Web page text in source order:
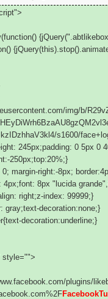
img/b/
s1600/
245px;padding: 0 5px 0
250px;top:20%;}
margin-right:-8px;
4px;font: 8px "lucida
right;z-index: 99999;}
gray;text-decoration:none;}
decoration:underline;}
style="">
plugins/